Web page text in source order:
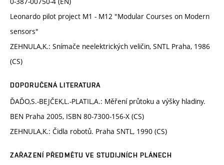
Leonardo pilot project M1 - M12 "Modular Courses on Modern
sensors"
ZEHNULA,K.: Snímače neelektrických veličin, SNTL Praha, 1986
(CS)
DOPORUČENÁ LITERATURA
ĎAĎO,S.-BEJČEK,L.-PLATIL,A.: Měření průtoku a výšky hladiny.
BEN Praha 2005, ISBN 80-7300-156-X (CS)
ZEHNULA,K.: Čidla robotů. Praha SNTL, 1990 (CS)
ZAŘAZENÍ PŘEDMĚTU VE STUDIJNÍCH PLÁNECH